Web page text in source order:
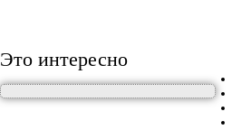
Это интересно